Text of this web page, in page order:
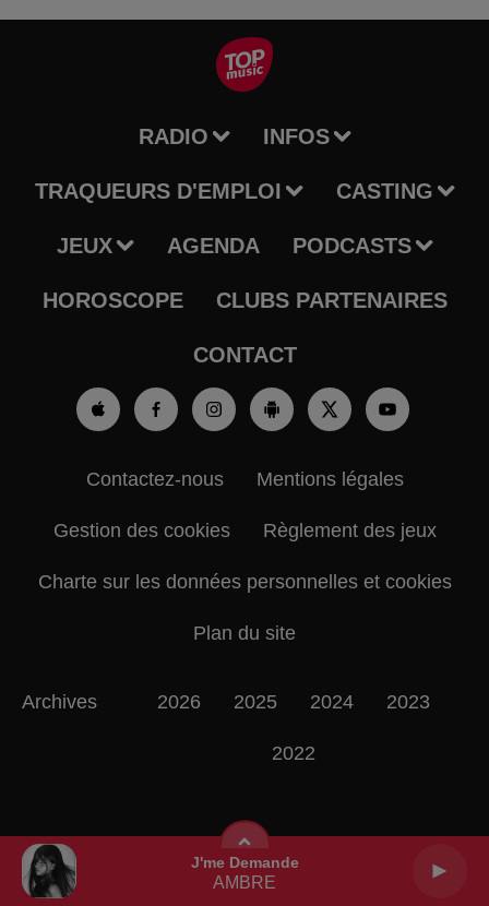
J'me Demande
AMBRE
RADIO INFOS
TRAQUEURS D'EMPLOI CASTING
JEUX AGENDA PODCASTS
HOROSCOPE CLUBS PARTENAIRES
CONTACT
Contactez-nous Mentions légales
Gestion des cookies Règlement des jeux
Charte sur les données personnelles et cookies
Plan du site
Archives 2026 2025 2024 2023
2022